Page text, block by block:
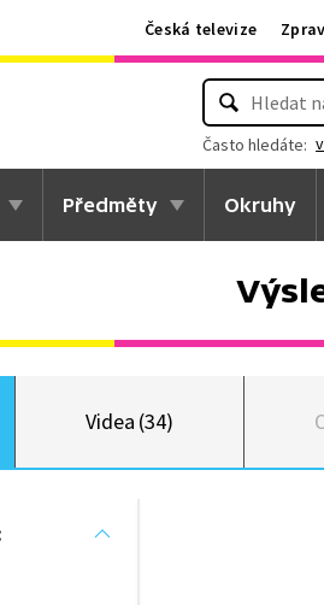
Česká televize
Často hledáte:
Předměty Okruhy
Videa (34)